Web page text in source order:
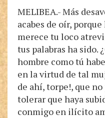
MELIBEA.- Más
acabes de oír,
merece tu loco
tus palabras ha sido.
hombre como tú
en la virtud de tal
de ahí, torpe!, que
tolerar que haya
conmigo en ilícito